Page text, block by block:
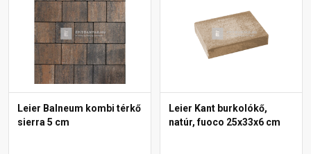
Leier Balneum kombi térkő
sierra 5 cm
Leier Kant burkolókő,
natúr, fuoco 25x33x6 cm